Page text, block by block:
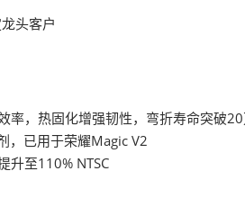
头客户
率，热固化增强韧性，弯折寿命突破
，已用于荣耀Magic V2
升至110% NTSC